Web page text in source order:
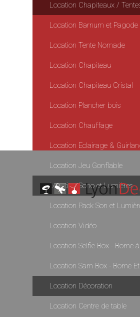
Location Chapiteaux /
Location Barnum et Pagode
Location Tente Nomade
Location Chapiteau
Location Chapiteau Cristal
Location Plancher bois
Location Chauffage
Location Eclairage &
Location Jeu Gonflable
Location Sono et Lumières
Location Pack Son et
Location Vidéo
Location Selfie Box - Borne
Location Sam Box - Borne
Location Décoration
Location Centre de table